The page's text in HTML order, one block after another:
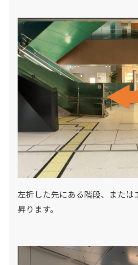
左折した先にある階段、または
昇ります。